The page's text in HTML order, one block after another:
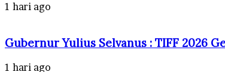
1 hari ago
Gubernur Yulius Selvanus : TIFF 2026
1 hari ago